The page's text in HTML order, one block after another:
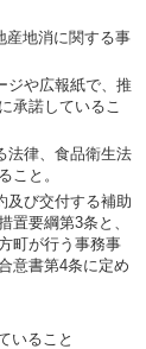
産地消に関する事
ジや広報紙で、 推
承諾しているこ
法律、 食品衛生法
こと。
及び交付する補助
置要綱第3条 と、
町が行う 事務事
意書第4条に定め
いること